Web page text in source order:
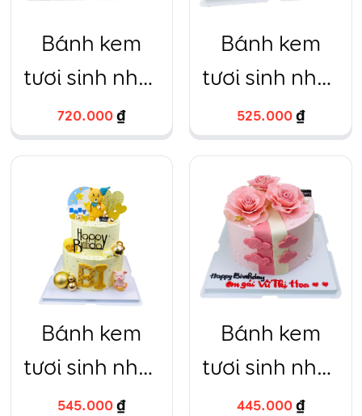
Bánh kem
tươi sinh nhật
công ty, sự
kiện xanh
biển nhạt
720.000₫
Bánh kem
tươi sinh nhật
đường
fondant tạo
hình bé gái
và quả dứa
siêu ngộ
nghĩnh
525.000₫
Bánh kem
tươi sinh nhật
gấu fondant
545.000₫
Bánh kem
tươi sinh nhật
hoa hồng
445.000₫